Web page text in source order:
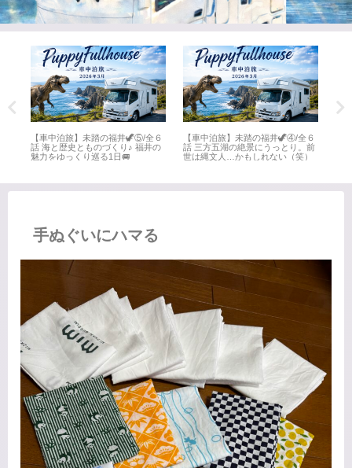
【車中泊旅】未踏の福井🦖⑤/全６
話 海と歴史とものづくり♪ 福井の
魅力をゆっくり巡る1日🚐
【車中泊旅】未踏の福井🦖④/全６
話 三方五湖の絶景にうっとり。前
世は縄文人…かもしれない（笑）
手ぬぐいにハマる